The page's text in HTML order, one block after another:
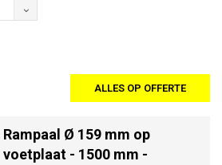
ALLES OP OFFERTE
Rampaal Ø 159 mm op
voetplaat - 1500 mm -